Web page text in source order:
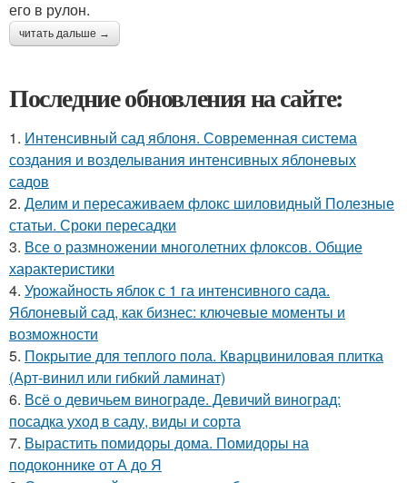
его в рулон.
читать дальше →
Последние обновления на сайте:
1. Интенсивный сад яблоня. Современная система
создания и возделывания интенсивных яблоневых
садов
2. Делим и пересаживаем флокс шиловидный Полезные
статьи. Сроки пересадки
3. Все о размножении многолетних флоксов. Общие
характеристики
4. Урожайность яблок с 1 га интенсивного сада.
Яблоневый сад, как бизнес: ключевые моменты и
возможности
5. Покрытие для теплого пола. Кварцвиниловая плитка
(Арт-винил или гибкий ламинат)
6. Всё о девичьем винограде. Девичий виноград:
посадка уход в саду, виды и сорта
7. Вырастить помидоры дома. Помидоры на
подоконнике от А до Я